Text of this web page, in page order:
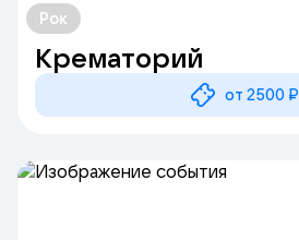
Рок
Крематорий
от 2500 ₽